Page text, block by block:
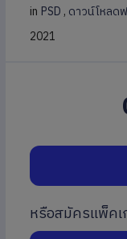
in PSD, ดาวน์โหลด
2021
หรือสมัครแพ็คเ